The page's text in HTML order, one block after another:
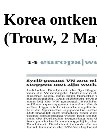
Korea
(Trouw, 2